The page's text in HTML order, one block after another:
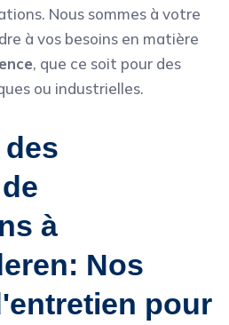
Nous sommes à votre
à vos besoins en matière
, que ce soit pour des
ou industrielles.
à
Nos
pour